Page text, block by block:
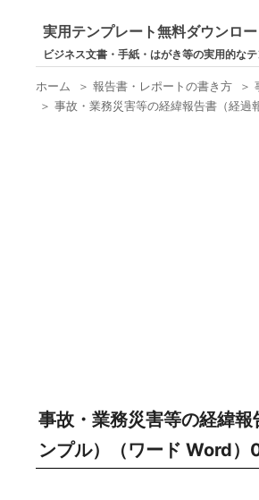
実用テンプレート無料ダウンロ
ビジネス文書・手紙・はがき等の実用的な
ホーム ＞報告書・レポートの書き方 ＞
＞事故・業務災害等の経緯報告書（経過
事故・業務災害等の経緯
ンプル）（ワード Word）